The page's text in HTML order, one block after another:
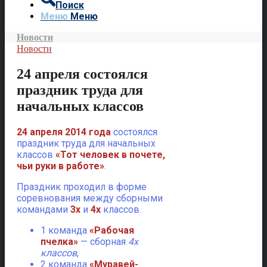
Поиск
Меню Меню
Новости
Новости
24 апреля состоялся
праздник труда для
начальных классов
24 апреля 2014 года состоялся
праздник труда для начальных
классов «Тот человек в почете,
чьи руки в работе».
Праздник проходил в форме
соревнования между сборными
командами 3х и 4х классов.
1 команда «Рабочая
пчелка» — сборная 4х
классов,
2 команда «Муравей-